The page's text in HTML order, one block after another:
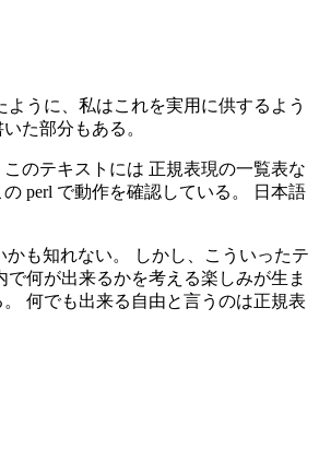
うに、私はこれを実用に供するよう
た部分もある。
のテキストには 正規表現の一覧表な
perl で動作を確認している。 日本語
も知れない。 しかし、こういったテ
何が出来るかを考える楽しみが生ま
何でも出来る自由と言うのは正規表